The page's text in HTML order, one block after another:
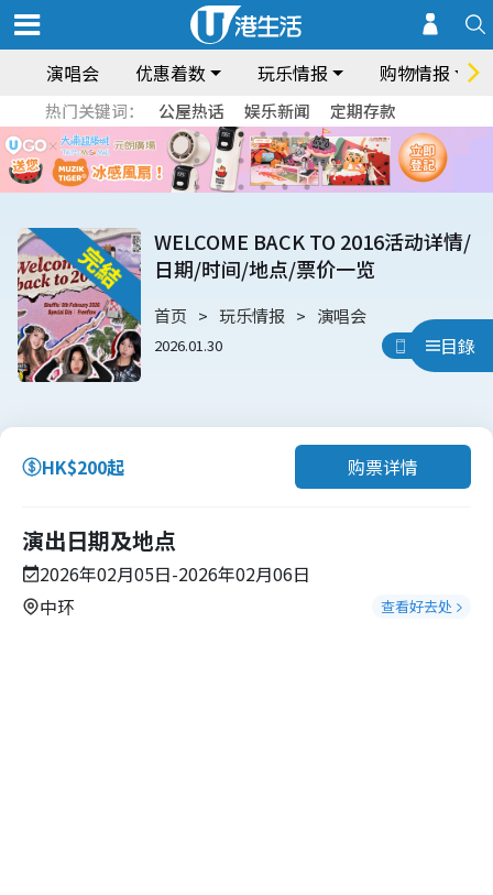
演唱会 优惠着数 玩乐情报 购物情报
热门关键词： 公屋热话 娱乐新闻 定期存款
目錄
WELCOME BACK TO 2016活动详情/
日期/时间/地点/票价一览
首页 玩乐情报 演唱会
2026.01.30 用App睇
HK$200起 购票详情
演出日期及地点
2026年02月05日-2026年02月06日
中环
查看好去处